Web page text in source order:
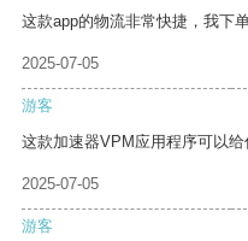
这款app的物流非常快捷，我下
2025-07-05
游客
这款加速器VPM应用程序可以给
2025-07-05
游客